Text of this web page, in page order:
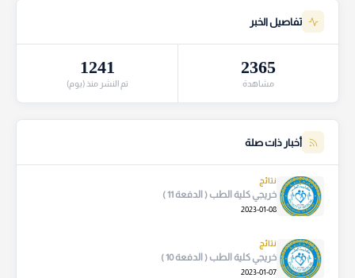
تفاصيل الخبر
2365
مشاهدة
1241
تم النشر منذ (يوم)
أخبار ذات صلة
نتائج
خريجي كلية الطب ( الدفعة 11 )
2023-01-08
نتائج
خريجي كلية الطب ( الدفعة 10 )
2023-01-07